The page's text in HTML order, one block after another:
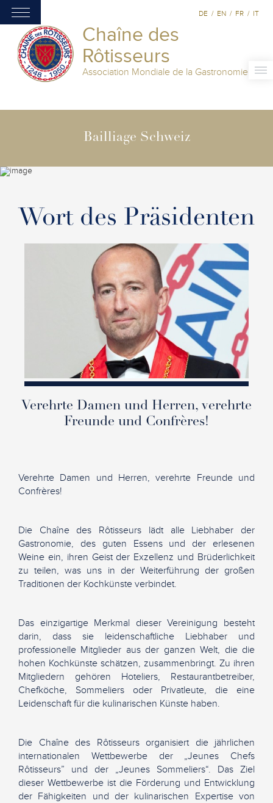
Chaîne des
Rôtisseurs
Association Mondiale de la Gastronomie
DE / EN / FR / IT
Bailliage Schweiz
Wort des Präsidenten
Verehrte Damen und Herren, verehrte
Freunde und Confrères!
Verehrte Damen und Herren, verehrte Freunde und
Confrères!
Die Chaîne des Rôtisseurs lädt alle Liebhaber der
Gastronomie, des guten Essens und der erlesenen
Weine ein, ihren Geist der Exzellenz und Brüderlichkeit
zu teilen, was uns in der Weiterführung der großen
Traditionen der Kochkünste verbindet.
Das einzigartige Merkmal dieser Vereinigung besteht
darin, dass sie leidenschaftliche Liebhaber und
professionelle Mitglieder aus der ganzen Welt, die die
hohen Kochkünste schätzen, zusammenbringt. Zu ihren
Mitgliedern gehören Hoteliers, Restaurantbetreiber,
Chefköche, Sommeliers oder Privatleute, die eine
Leidenschaft für die kulinarischen Künste haben.
Die Chaîne des Rôtisseurs organisiert die jährlichen
internationalen Wettbewerbe der „Jeunes Chefs
Rôtisseurs” und der „Jeunes Sommeliers“. Das Ziel
dieser Wettbewerbe ist die Förderung und Entwicklung
der Fähigkeiten und der kulinarischen Expertise von